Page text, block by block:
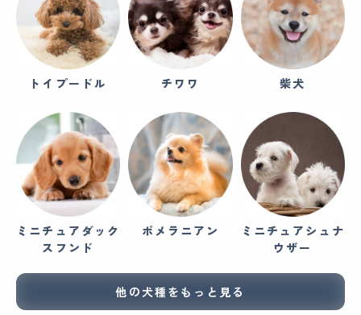
トイプードル チワワ 柴犬
ミニチュアダック
スフンド
ポメラニアン
ミニチュアシュナ
ウザー
他の犬種をもっと見る